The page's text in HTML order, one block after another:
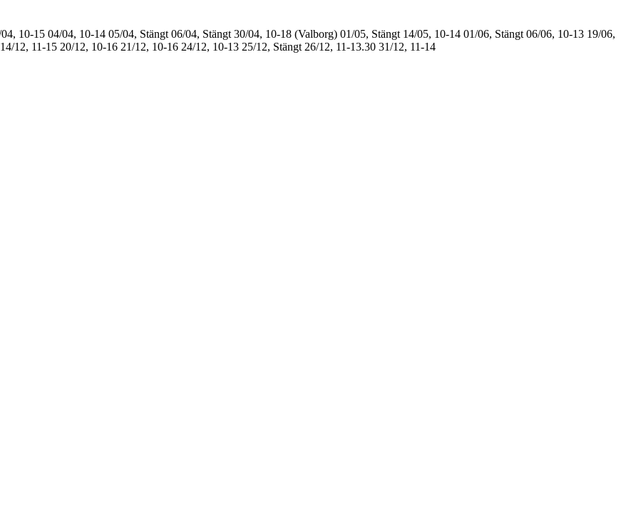
10-15 04/04, 10-14 05/04, Stängt 06/04, Stängt 30/04, 10-18 (Valborg) 01/05, Stängt 14/05, 10-14 01/06, Stängt 06/06, 10-13 19/06,
14/12, 11-15 20/12, 10-16 21/12, 10-16 24/12, 10-13 25/12, Stängt 26/12, 11-13.30 31/12, 11-14